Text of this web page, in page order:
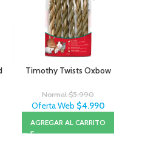
Timothy Twists Oxbow
Normal$5.990
Oferta Web $4.990
AGREGAR AL CARRITO